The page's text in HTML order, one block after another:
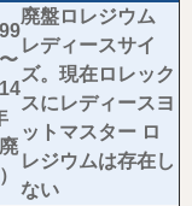
廃
廃盤ロレジウム
レディースサイ
ズ。現在ロレック
スにレディースヨ
ットマスター ロ
レジウムは存在し
ない